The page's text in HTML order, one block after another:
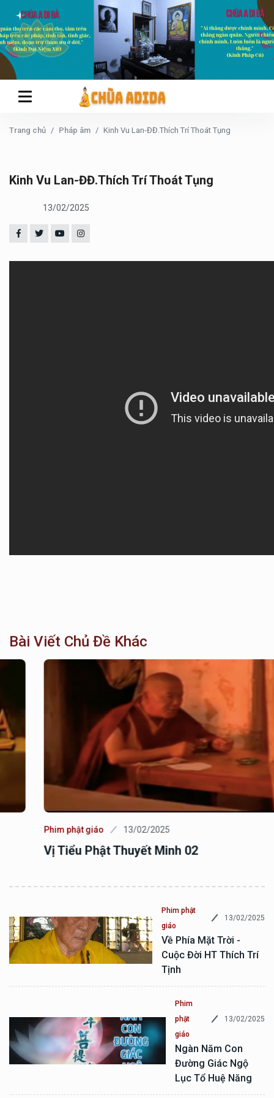
Trang chủ Pháp âm Kinh Vu Lan-ĐĐ.Thích Trí Thoát Tụng
Kinh Vu Lan-ĐĐ.Thích Trí Thoát Tụng
13/02/2025
Bài Viết Chủ Đề Khác
Phim phật giáo 13/02/2025
Vị Tiểu Phật Thuyết Minh 02
Phim phật
giáo
13/02/2025
Về Phía Mặt Trời -
Cuộc Đời HT Thích Trí
Tịnh
Phim
phật
giáo
13/02/2025
Ngàn Năm Con
Đường Giác Ngộ
Lục Tổ Huệ Năng